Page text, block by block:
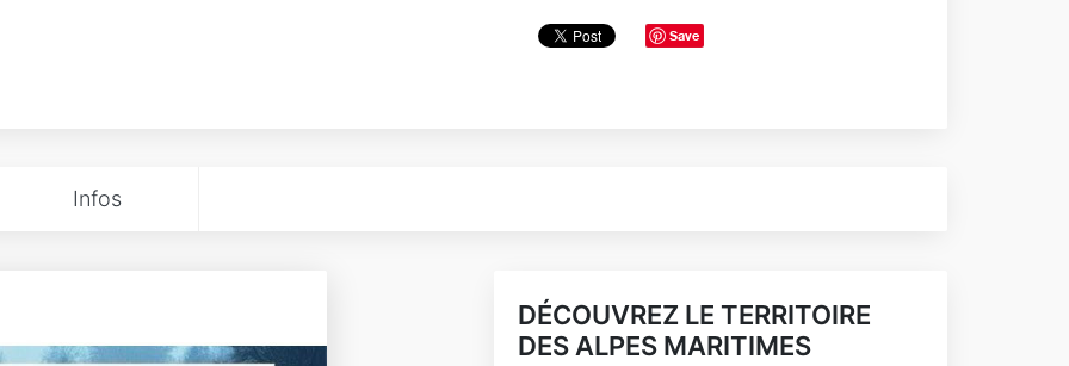
Save
Infos
DÉCOUVREZ LE TERRITOIRE
DES ALPES MARITIMES